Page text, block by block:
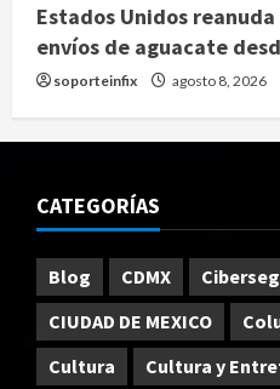
Estados Unidos
envíos de aguacate
soporteinfix agosto 8, 2026
CATEGORÍAS
Blog CDMX
CIUDAD DE MEXICO
Cultura
Cultura y